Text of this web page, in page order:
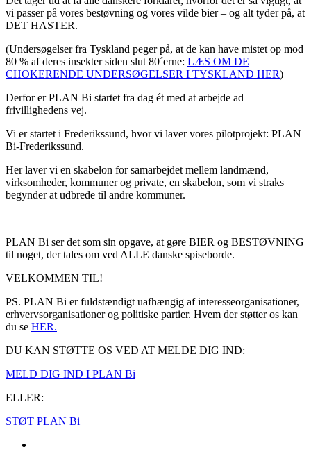
vi passer på vores bestøvning og vores vilde bier – og alt tyder på, at
DET HASTER.
(Undersøgelser fra Tyskland peger på, at de kan have mistet op mod
80 % af deres insekter siden slut 80´erne: LÆS OM DE
CHOKERENDE UNDERSØGELSER I TYSKLAND HER)
Derfor er PLAN Bi startet fra dag ét med at arbejde ad
frivillighedens vej.
Vi er startet i Frederikssund, hvor vi laver vores pilotprojekt: PLAN
Bi-Frederikssund.
Her laver vi en skabelon for samarbejdet mellem landmænd,
virksomheder, kommuner og private, en skabelon, som vi straks
begynder at udbrede til andre kommuner.
PLAN Bi ser det som sin opgave, at gøre BIER og BESTØVNING
til noget, der tales om ved ALLE danske spiseborde.
VELKOMMEN TIL!
PS. PLAN Bi er fuldstændigt uafhængig af interesseorganisationer,
erhvervsorganisationer og politiske partier. Hvem der støtter os kan
du se HER.
DU KAN STØTTE OS VED AT MELDE DIG IND:
MELD DIG IND I PLAN Bi
ELLER:
STØT PLAN Bi